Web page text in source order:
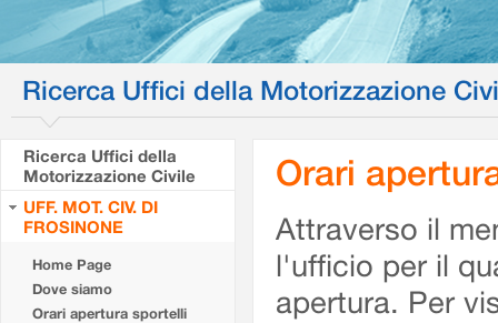
Ricerca Uffici della Motorizzazione
Ricerca Uffici della
Motorizzazione Civile
UFF. MOT. CIV. DI
FROSINONE
Home Page
Dove siamo
Orari apertura sportelli
Orari
Attraverso il
l'ufficio per il
apertura. Per